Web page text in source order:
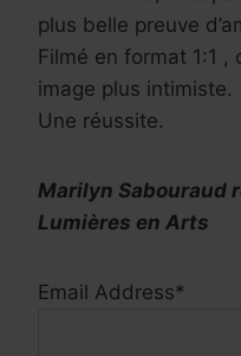
plus belle preuve
Filmé en format 1:1 ,
image plus intimiste.
Une réussite.
Marilyn Sabouraud
Lumières en Arts
Email Address*